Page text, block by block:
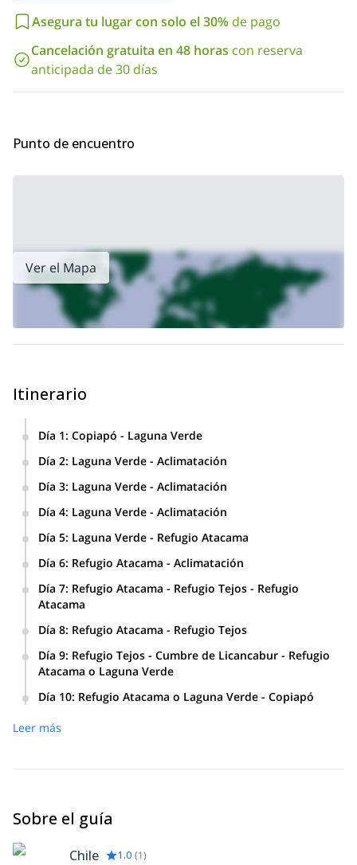
cráter en su cumbre es considerado uno de los lagos más altos
una escalada memorable.
Mira el itinerario detallado para este programa andino a
continuación.
Asegura tu lugar con solo el 30% de pago
Cancelación gratuita en 48 horas con reserva
anticipada de 30 días
Punto de encuentro
Ver el Mapa
Itinerario
Día 1: Copiapó - Laguna Verde
Día 2: Laguna Verde - Aclimatación
Día 3: Laguna Verde - Aclimatación
Día 4: Laguna Verde - Aclimatación
vuelta a Laguna Verde (entre 4 y 7 horas) – Ascenso al
cerro Laguna verde – Ascenso al cerro Mulas Muertas
Día 5: Laguna Verde - Refugio Atacama
Día 6: Refugio Atacama - Aclimatación
Día 7: Refugio Atacama - Refugio Tejos - Refugio
Atacama
Día 8: Refugio Atacama - Refugio Tejos
Día 9: Refugio Tejos - Cumbre de Licancabur - Refugio
Atacama o Laguna Verde
Ascenso a la Cumbre del Licancabur (5,960 m /
Día 10: Refugio Atacama o Laguna Verde - Copiapó
Leer más
Sobre el guía
Chile 1.0 (1)